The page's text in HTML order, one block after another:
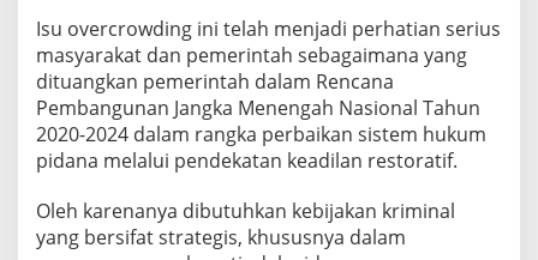
Isu overcrowding ini telah menjadi perhatian serius
masyarakat dan pemerintah sebagaimana yang
dituangkan pemerintah dalam Rencana
Pembangunan Jangka Menengah Nasional Tahun
2020-2024 dalam rangka perbaikan sistem hukum
pidana melalui pendekatan keadilan restoratif.
Oleh karenanya dibutuhkan kebijakan kriminal
yang bersifat strategis, khususnya dalam